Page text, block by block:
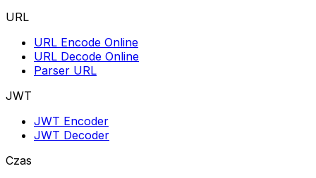
URL
URL Encode Online
URL Decode Online
Parser URL
JWT
JWT Encoder
JWT Decoder
Czas